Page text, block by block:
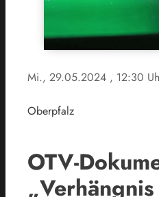
Mi., 29.05.2024 , 12:30
Oberpfalz
OTV-